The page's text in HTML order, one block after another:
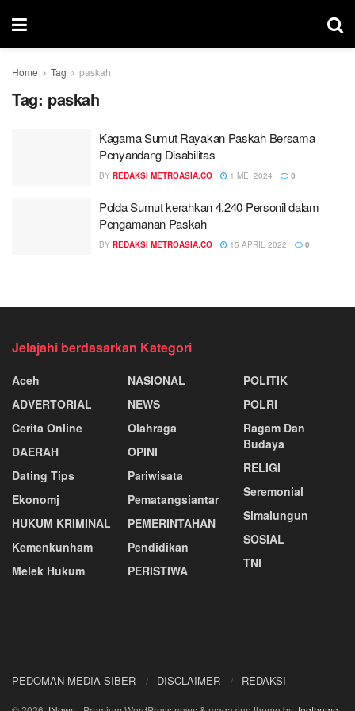
Home Tag paskah
Tag: paskah
Kagama Sumut Rayakan Paskah Bersama
Penyandang Disabilitas
BY REDAKSI METROASIA.CO 1 MEI 2024 0
Polda Sumut kerahkan 4.240 Personil dalam
Pengamanan Paskah
BY REDAKSI METROASIA.CO 15 APRIL 2022 0
Jelajahi berdasarkan Kategori
Aceh
ADVERTORIAL
Cerita Online
DAERAH
Dating Tips
Ekonomj
HUKUM KRIMINAL
Kemenkunham
Melek Hukum
NASIONAL
NEWS
Olahraga
OPINI
Pariwisata
Pematangsiantar
PEMERINTAHAN
Pendidikan
PERISTIWA
POLITIK
POLRI
Ragam Dan
Budaya
RELIGI
Seremonial
Simalungun
SOSIAL
TNI
PEDOMAN MEDIA SIBER DISCLAIMER REDAKSI